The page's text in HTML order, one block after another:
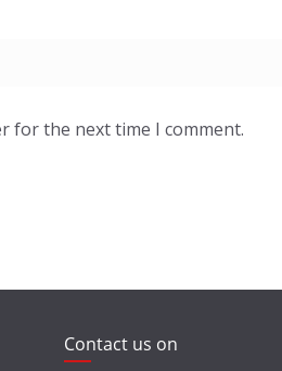
for the next time I comment.
Contact us on